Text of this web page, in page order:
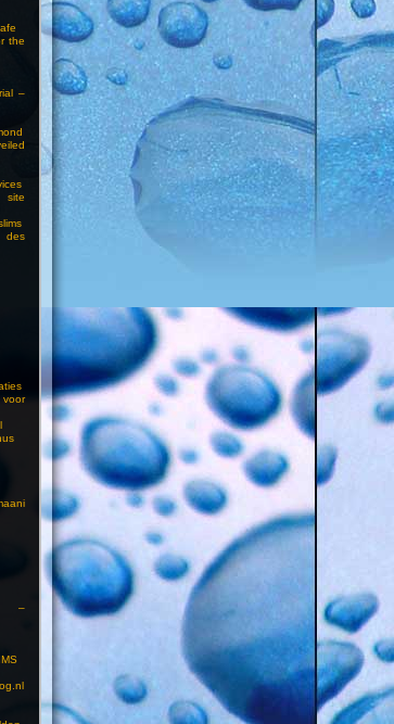
the
–
site
des
voor
–